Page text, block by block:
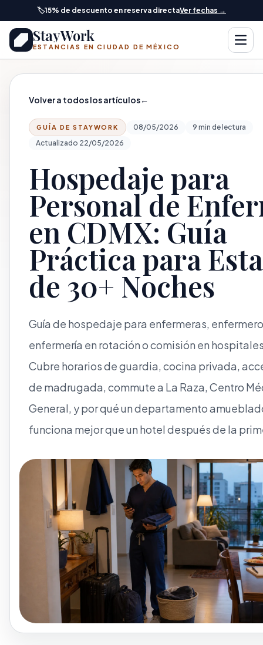
Saltar al contenido principal
🏷️15% de descuento en reserva directaVer fechas →
StayWork
ESTANCIAS EN CIUDAD DE MÉXICO Abrir
Volver a todos los artículos←
GUÍA DE STAYWORK 08/05/2026
9 min de lectura
Actualizado 22/05/2026
Hospedaje para
Personal de
en CDMX: Guía
Práctica para
de 30+ Noches
Guía de hospedaje para enfermeras,
enfermería en rotación o comisión en
Cubre horarios de guardia, cocina privada,
de madrugada, commute a La Raza, Centro
General, y por qué un departamento
funciona mejor que un hotel después de la